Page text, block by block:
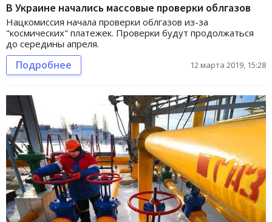
В Украине начались массовые проверки облгазов
Нацкомиссия начала проверки облгазов из-за
"космических" платежек. Проверки будут продолжаться
до середины апреля.
Подробнее 12 марта 2019, 15:28